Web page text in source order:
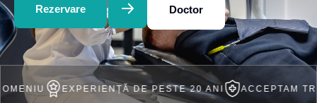
Rezervare Doctor
EXPERIENȚĂ DE PESTE 20 ANI ACCEPTAM TRATAMENT